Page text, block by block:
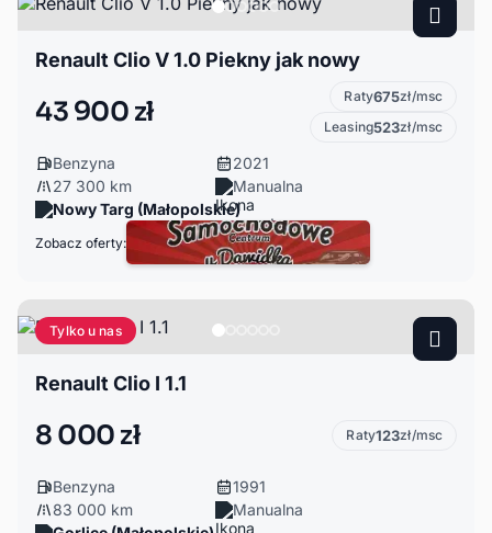
Renault Clio V 1.0 Piekny jak nowy
43 900 zł Raty675zł/msc
Leasing523zł/msc
Benzyna
2021
27 300 km
Manualna
Nowy Targ (Małopolskie)
Zobacz oferty:
Tylko u nas
Renault Clio I 1.1
8 000 zł Raty123zł/msc
Benzyna
1991
83 000 km
Manualna